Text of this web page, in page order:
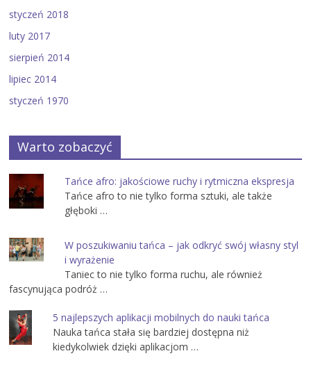
styczeń 2018
luty 2017
sierpień 2014
lipiec 2014
styczeń 1970
Warto zobaczyć
Tańce afro: jakościowe ruchy i rytmiczna ekspresja
Tańce afro to nie tylko forma sztuki, ale także
głęboki …
W poszukiwaniu tańca – jak odkryć swój własny styl
i wyrażenie
Taniec to nie tylko forma ruchu, ale również
fascynująca podróż …
5 najlepszych aplikacji mobilnych do nauki tańca
Nauka tańca stała się bardziej dostępna niż
kiedykolwiek dzięki aplikacjom …